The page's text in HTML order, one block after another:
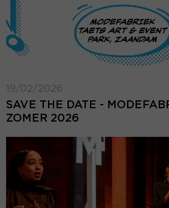
19/02/2026
SAVE THE DATE -
ZOMER 2026